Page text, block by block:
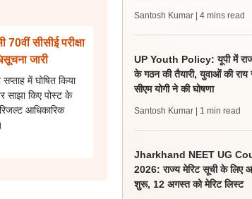
सीसीई परीक्षा
जारी
में घोषित किया
साझा किए पोस्ट के
आधिकारिक
Santosh Kumar | 4 mins read
UP Youth Policy: यूपी में
के गठन की तैयारी, युवाओं की राय
सीएम योगी ने की घोषणा
Santosh Kumar | 1 min read
Jharkhand NEET UG
2026: राज्य मेरिट सूची के
शुरू, 12 अगस्त को मेरिट लिस्ट